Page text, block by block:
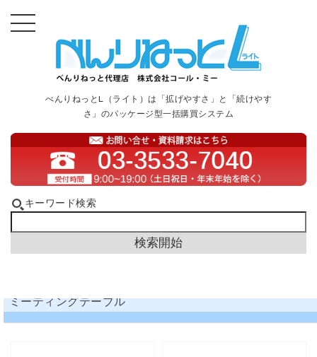
べんりねっとL（ライト）は「拡げやすさ」と「続けやす
さ」のパッケージ型一括購買システム
キーワード検索
ミーティングテーブル